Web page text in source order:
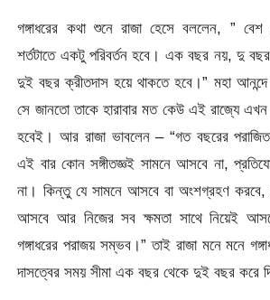
গঙ্গাধরের কথা শুনে রাজা হেসে বললেন, ”
শর্তটাতে একটু পরিবর্তন হবে। এক বছর নয়, দু
দুই বছর ক্রীতদাস হয়ে থাকতে হবে।” মহা আনন্দে
সে জানতো তাকে হারাবার মত কেউ এই রাজ্যে
হবেই। আর রাজা ভাবলেন – “গত বছরের
এই বার কোন সঙ্গীতজ্ঞই সামনে আসবে না,
না। কিন্তু যে সামনে আসবে বা অংশগ্রহণ
আসবে আর নিজের সব ক্ষমতা সাথে নিয়েই
গঙ্গাধরের পরাজয় সম্ভব।” তাই রাজা মনে মনে
দাসত্বের সময় সীমা এক বছর থেকে দুই বছর করে